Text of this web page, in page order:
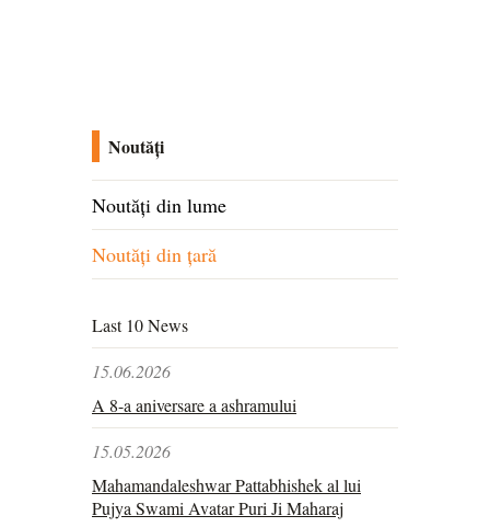
Noutăți
Noutăți din lume
Noutăți din țară
Last 10 News
15.06.2026
A 8-a aniversare a ashramului
15.05.2026
Mahamandaleshwar Pattabhishek al lui
Pujya Swami Avatar Puri Ji Maharaj